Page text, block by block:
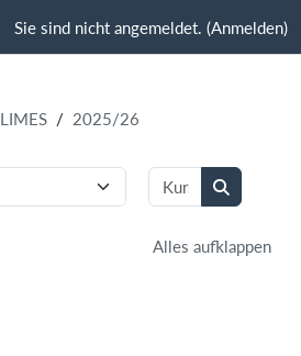
Sie sind nicht angemeldet. (Anmelden)
LIMES 2025/26
Kurse suchen
Kurse
Alles aufklappen